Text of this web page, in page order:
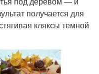
получается для
кляксы темной